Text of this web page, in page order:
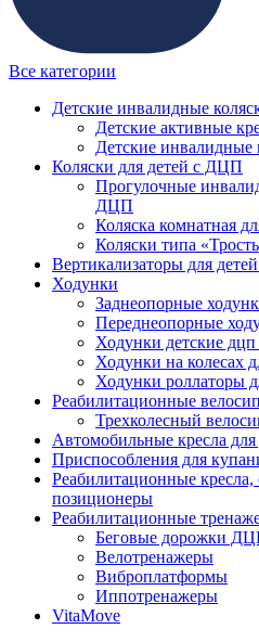
Все категории
Детские инвалидные
Детские активные
Детские инвалидные
Коляски для детей с ДЦП
Прогулочные
ДЦП
Коляска комнатная
Коляски типа
Вертикализаторы для
Ходунки
Заднеопорные
Переднеопорные
Ходунки детские
Ходунки на колесах
Ходунки роллаторы
Реабилитационные
Трехколесный
Автомобильные кресла
Приспособления для
Реабилитационные
позиционеры
Реабилитационные
Беговые дорожки
Велотренажеры
Виброплатформы
Иппотренажеры
VitaMove